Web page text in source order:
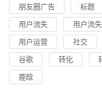
朋友圈广告
标题
用户流失
用户流
用户运营
社交
谷歌
转化
鹿晗